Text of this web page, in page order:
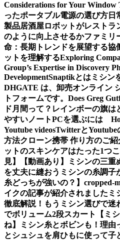
Considerations for Your Window
ったポータブル電源の選び方 日
製品居酒屋ロボットがレスト
のように向上させるかファミリ
命：長期トレンドを展望する協
ットを理解するExploring
Group’s Expertise in Discovery
DevelopmentSnaptikとは ミシン
DHGATE は、卸売オンライン
トフォームです。 Does Greg
ド月間って？レインボーの旗は
やすいノートPCを選ぶには
Youtube videosTwitterとYoutube
方法クローン携帯 作り方のご
ットのスキンケアはたった1つ
見】
【動画あり】ミシンの三
を丈夫に縫おう ミシンの糸調子
糸どっちが強いの？】 cropped-
イクの記事が紹介されました ミ
徹底解説！もうミシン選びで迷
でボリューム2段スカート
【ミ
ね】ミシン糸とボビンも！理由
とシュシュを肩ひもに使って子